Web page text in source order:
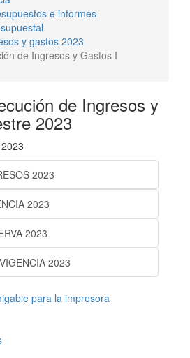
e informes
y gastos 2023
de Ingresos y Gastos I
de Ingresos y
2023
2023
2023
2023
2023